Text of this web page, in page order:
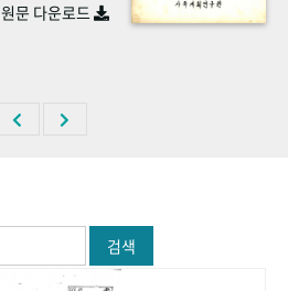
년 50+1주년 광장
원문 다운로드
검색